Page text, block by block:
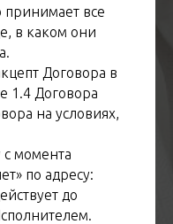
принимает все
в каком они
Договора в
1.4 Договора
на условиях,
с момента
по адресу:
до